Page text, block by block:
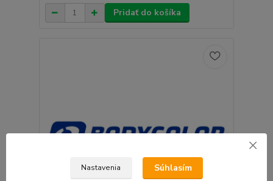
Pridať do košíka
Nastavenia Súhlasím